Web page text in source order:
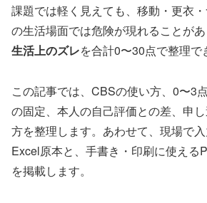
課題では軽く見えても、移動・更衣
の生活場面では危険が現れることが
生活上のズレを合計0〜30点で整理で
この記事では、CBSの使い方、0〜3
の固定、本人の自己評価との差、申
方を整理します。あわせて、現場で
Excel原本と、手書き・印刷に使える
を掲載します。